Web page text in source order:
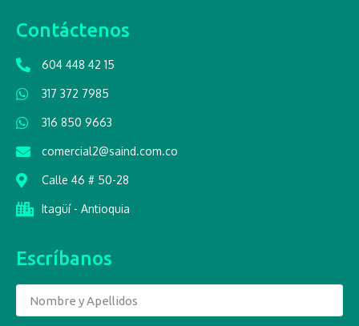
Contáctenos
604 448 42 15
317 372 7985
316 850 9663
comercial2@saind.com.co
Calle 46 # 50-28
Itagüí - Antioquia
Escríbanos